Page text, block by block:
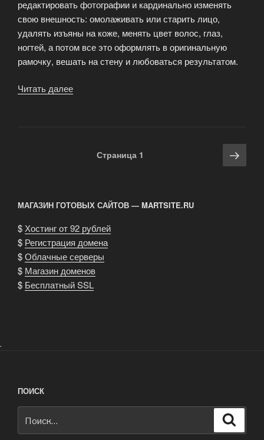
редактировать фотографии и кардинально изменять
свою внешность: омолаживать или старить лицо,
удалять изъяны на коже, менять цвет волос, глаз,
ногтей, а потом все это оформлять в оригинальную
рамочку, вешать на стену и любоваться результатом.
Читать далее
Страница 1
МАГАЗИН ГОТОВЫХ САЙТОВ — MARTSITE.RU
$ Хостинг от 92 рублей
$ Регистрация домена
$Облачные серверы
$ Магазин доменов
$ Бесплатный SSL
.
ПОИСК